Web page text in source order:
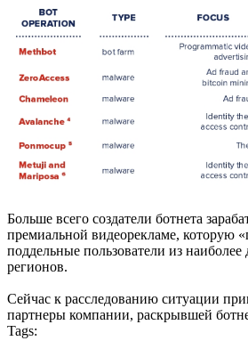
Больше всего создатели ботнета
премиальной видеорекламе, которую
поддельные пользователи из наиболее
регионов.
Сейчас к расследованию ситуации
партнеры компании, раскрывшей
Tags: